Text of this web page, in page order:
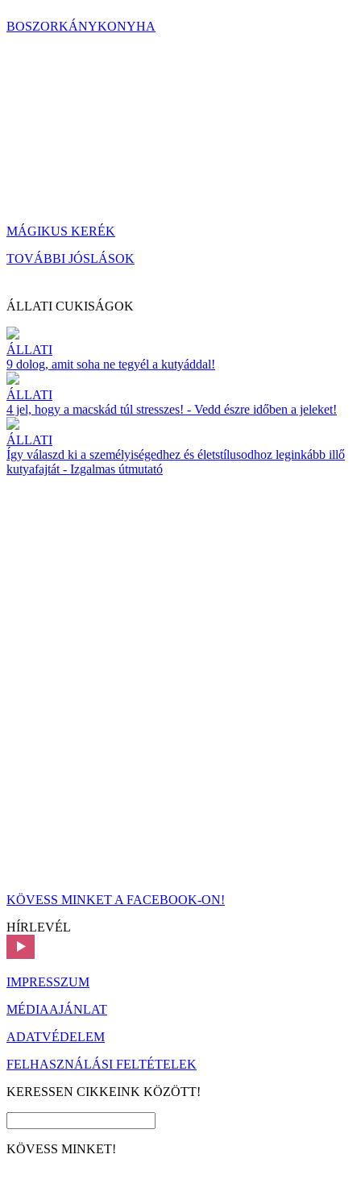
BOSZORKÁNYKONYHA
MÁGIKUS KERÉK
TOVÁBBI JÓSLÁSOK
ÁLLATI CUKISÁGOK
ÁLLATI
9 dolog, amit soha ne tegyél a kutyáddal!
ÁLLATI
4 jel, hogy a macskád túl stresszes! - Vedd észre időben a jeleket!
ÁLLATI
Így válaszd ki a személyiségedhez és életstílusodhoz leginkább illő
kutyafajtát - Izgalmas útmutató
KÖVESS MINKET A FACEBOOK-ON!
HÍRLEVÉL
IMPRESSZUM
MÉDIAAJÁNLAT
ADATVÉDELEM
FELHASZNÁLÁSI FELTÉTELEK
KERESSEN CIKKEINK KÖZÖTT!
KÖVESS MINKET!